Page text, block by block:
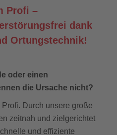
Profi –
dank
Ortungstechnik!
oder einen
die Ursache nicht?
Durch unsere große
zeitnah und zielgerichtet
und effiziente